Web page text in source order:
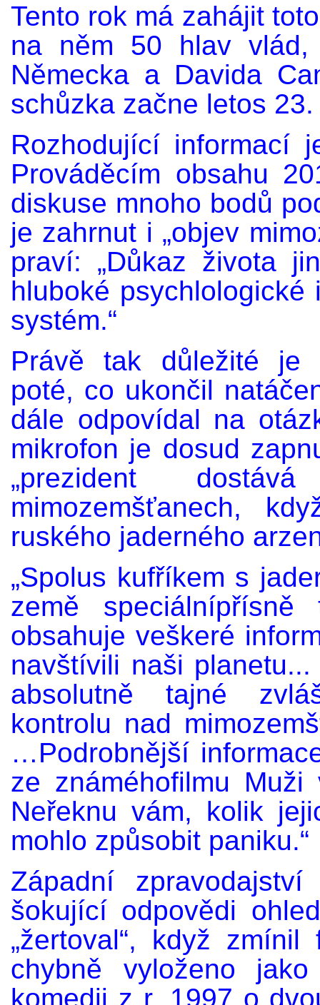
Tento rok má zahájit
na něm 50 hlav vlád,
Německa a Davida
schůzka začne letos
Rozhodující informací
Prováděcím obsahu
diskuse mnoho bodů
je zahrnut i „objev
praví: „Důkaz života
hluboké
systém.“
Právě tak důležité je
poté, co ukončil
dále odpovídal na
mikrofon je dosud
„prezident
mimozemšťanech,
ruského jaderného
„Spolus kufříkem s
země
obsahuje veškeré
navštívili naši
absolutně tajné
kontrolu nad
…Podrobnější
ze známéhofilmu
Neřeknu vám, kolik
mohlo způsobit paniku.“
Západní
šokující odpovědi
„žertoval“, když
chybně vyloženo
komedii z r. 1997 o